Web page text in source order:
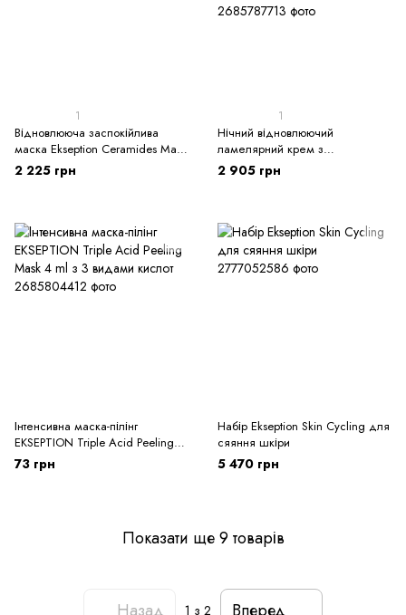
1
Відновлююча заспокійлива
маска Ekseption Ceramides Mask
100 мл
2 225 грн
1
Нічний відновлюючий
ламелярний крем з
біоплацентою Ekseption Ice
Cream Repair 50 мл
2 905 грн
Інтенсивна маска-пілінг
EKSEPTION Triple Acid Peeling
Mask 4 ml з 3 видами кислот
73 грн
Набір Ekseption Skin Cycling для
сяяння шкіри
5 470 грн
Показати ще 9 товарів
Назад 1 з 2
Вперед